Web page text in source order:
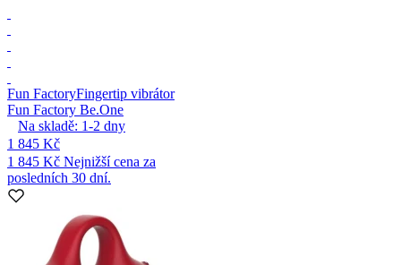
Fun FactoryFingertip vibrátor
Fun Factory Be.One
Na skladě: 1-2 dny
1 845 Kč
1 845 Kč Nejnižší cena za
posledních 30 dní.